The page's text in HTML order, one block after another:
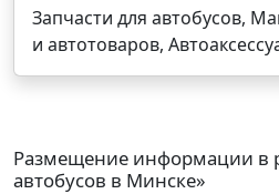
Запчасти для автобусов,
и автотоваров,
Размещение информации в
автобусов в Минске»